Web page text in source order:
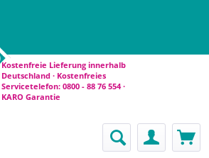
Kostenfreie Lieferung innerhalb
Deutschland · Kostenfreies
Servicetelefon: 0800 - 88 76 554 ·
KARO Garantie